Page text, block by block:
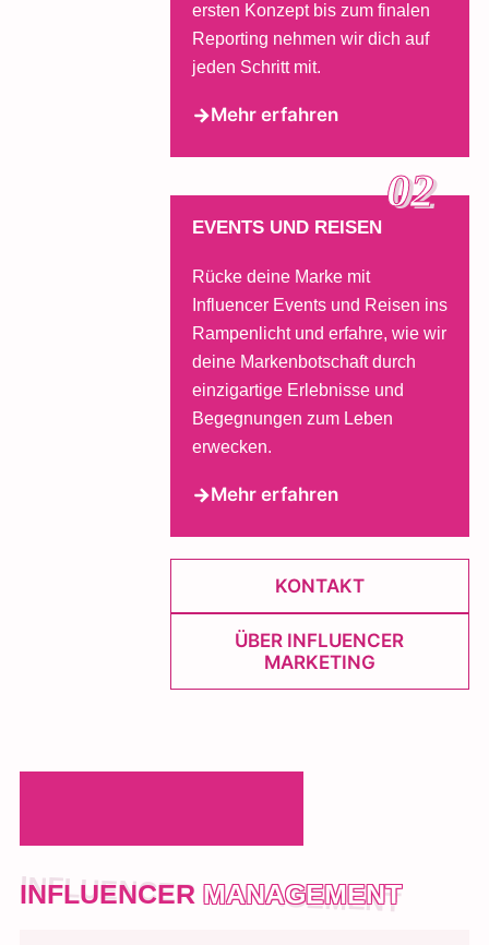
ersten Konzept bis zum finalen
Reporting nehmen wir dich auf
jeden Schritt mit.
Mehr erfahren
02
EVENTS UND REISEN
Rücke deine Marke mit
Influencer Events und Reisen ins
Rampenlicht und erfahre, wie wir
deine Markenbotschaft durch
einzigartige Erlebnisse und
Begegnungen zum Leben
erwecken.
Mehr erfahren
KONTAKT
ÜBER INFLUENCER
MARKETING
INFLUENCER MANAGEMENT